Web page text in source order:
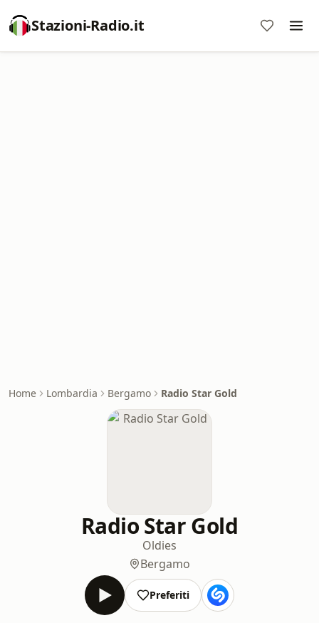
Stazioni-Radio.it
Home Lombardia Bergamo Radio Star Gold
Radio Star Gold
Oldies
Bergamo
Preferiti